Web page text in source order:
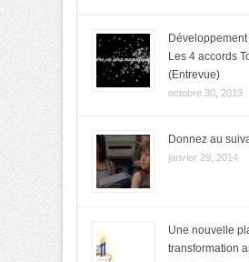
Les 4 accords
(Entrevue)
octobre 30, 2013
Donnez au
janvier 29, 2014
Une nouvelle
transformation